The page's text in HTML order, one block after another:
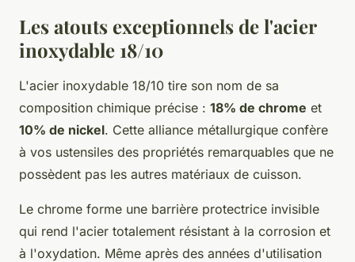
Les atouts exceptionnels de l'acier
inoxydable 18/10
L'acier inoxydable 18/10 tire son nom de sa
composition chimique précise : 18% de chrome et
10% de nickel. Cette alliance métallurgique confère
à vos ustensiles des propriétés remarquables que ne
possèdent pas les autres matériaux de cuisson.
Le chrome forme une barrière protectrice invisible
qui rend l'acier totalement résistant à la corrosion et
à l'oxydation. Même après des années d'utilisation